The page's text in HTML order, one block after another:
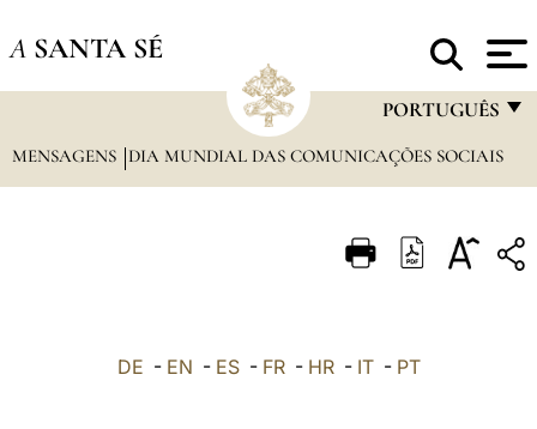
A SANTA SÉ
PORTUGUÊS
FRANÇAIS
ITALIANO
MENSAGENS DIA MUNDIAL DAS COMUNICAÇÕES SOCIAIS
DE - EN - ES- FR- HR- IT- PT